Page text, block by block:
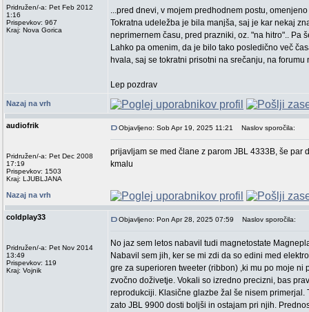
Pridružen/-a: Pet Feb 2012
1:16
Prispevkov: 967
Kraj: Nova Gorica
...pred dnevi, v mojem predhodnem postu,
Tokratna udeležba je bila manjša, saj je kar nekaj
neprimernem času, pred prazniki, oz. "na hitro".. Pa
Lahko pa omenim, da je bilo tako posledično več
hvala, saj se tokratni prisotni na srečanju, na forumu
Lep pozdrav
Nazaj na vrh
audiofrik
Pridružen/-a: Pet Dec 2008
17:19
Prispevkov: 1503
Kraj: LJUBLJANA
Objavljeno: Sob Apr 19, 2025 11:21 Naslov sporočila:
prijavljam se med člane z parom JBL 4333B, še
kmalu
Nazaj na vrh
coldplay33
Pridružen/-a: Pet Nov 2014
13:49
Prispevkov: 119
Kraj: Vojnik
Objavljeno: Pon Apr 28, 2025 07:59 Naslov sporočila:
No jaz sem letos nabavil tudi magnetostate
Nabavil sem jih, ker se mi zdi da so edini med
gre za superioren tweeter (ribbon) ,ki mu po moje
zvočno doživetje. Vokali so izredno precizni, bas
reprodukciji. Klasične glazbe žal še nisem
zato JBL 9900 dosti boljši in ostajam pri njih.